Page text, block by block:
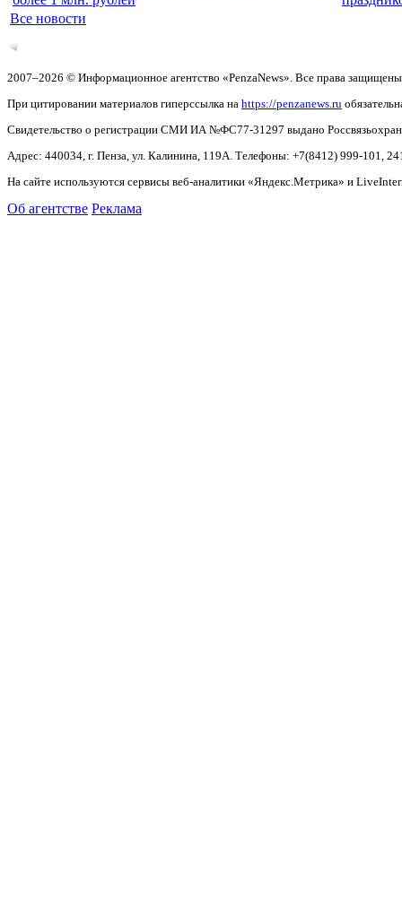
Все новости
2007–2026 © Информационное агентство «PenzaNews». Все права
При цитировании материалов гиперссылка на https://penzanews.ru
Свидетельство о регистрации СМИ ИА №ФС77-31297 выдано
Адрес: 440034, г. Пенза, ул. Калинина, 119А. Телефоны: +7(8412) 999-101,
На сайте используются сервисы веб-аналитики «Яндекс.Метрика» и
Об агентстве Реклама